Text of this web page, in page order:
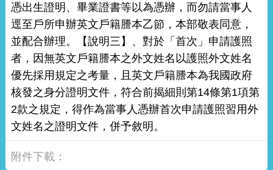
憑出生證明、畢業證書等以為憑辦，而勿請當事人
逕至戶所申辦英文戶籍謄本乙節，本部敬表同意，
並配合辦理。【說明三】、對於「首次」申請護照
者，因無英文戶籍謄本之外文姓名以護照外文姓名
優先採用規定之考量，且英文戶籍謄本為我國政府
核發之身分證明文件，符合前揭細則第14條第1項第
2款之規定，得作為當事人憑辦首次申請護照習用外
文姓名之證明文件，併予敘明。